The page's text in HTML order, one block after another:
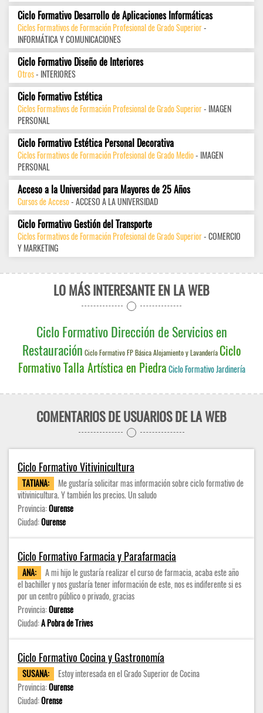
Ciclo Formativo Desarrollo de Aplicaciones Informáticas
Ciclos Formativos de Formación Profesional de Grado Superior-
INFORMÁTICA Y COMUNICACIONES
Ciclo Formativo Diseño de Interiores
Otros- INTERIORES
Ciclo Formativo Estética
Ciclos Formativos de Formación Profesional de Grado Superior- IMAGEN
PERSONAL
Ciclo Formativo Estética Personal Decorativa
Ciclos Formativos de Formación Profesional de Grado Medio- IMAGEN
PERSONAL
Acceso a la Universidad para Mayores de 25 Años
Cursos de Acceso- ACCESO A LA UNIVERSIDAD
Ciclo Formativo Gestión del Transporte
Ciclos Formativos de Formación Profesional de Grado Superior- COMERCIO
Y MARKETING
LO MÁS INTERESANTE EN LA WEB
Ciclo Formativo Dirección de Servicios en
Restauración Ciclo Formativo FP Básica Alojamiento y Lavandería Ciclo
Formativo Talla Artística en PiedraCiclo Formativo Jardinería
COMENTARIOS DE USUARIOS DE LA WEB
Ciclo Formativo Vitivinicultura
TATIANA:
Me gustaría solicitar mas información sobre ciclo formativo de
vitivinicultura. Y también los precios. Un saludo
Provincia:Ourense
Ciudad:Ourense
Ciclo Formativo Farmacia y Parafarmacia
ANA:
A mi hijo le gustaría realizar el curso de farmacia, acaba este año
el bachiller y nos gustaría tener información de este, nos es indiferente si es
por un centro público o privado, gracias
Provincia:Ourense
Ciudad:A Pobra de Trives
Ciclo Formativo Cocina y Gastronomía
SUSANA:
Estoy interesada en el Grado Superior de Cocina
Provincia:Ourense
Ciudad:Orense